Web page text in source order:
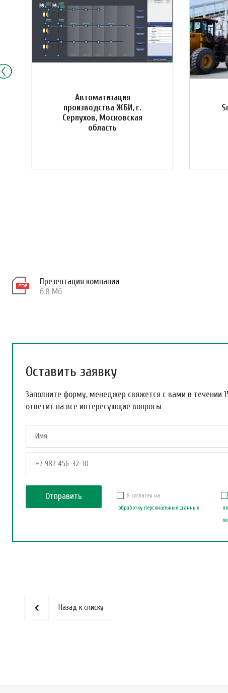
Автоматизация
производства ЖБИ, г.
Серпухов, Московская
область
Презентация компании
6.8 Мб
Оставить заявку
Заполните форму, менеджер свяжется с вами в течении
ответит на все интересующие вопросы
Я согласен на
обработку персональных данных
Назад к списку